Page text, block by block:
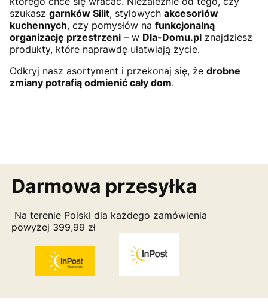
szukasz garnków Silit, stylowych akcesoriów
kuchennych, czy pomysłów na funkcjonalną
organizację przestrzeni – w Dla-Domu.pl znajdziesz
produkty, które naprawdę ułatwiają życie.
Odkryj nasz asortyment i przekonaj się, że drobne
zmiany potrafią odmienić cały dom.
Darmowa przesyłka
Na terenie Polski dla każdego zamówienia
powyżej 399,99 zł